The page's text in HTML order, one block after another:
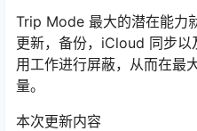
Trip Mode 最大的潜在能力
更新，备份，iCloud 同步以
用工作进行屏蔽，从而在最
量。
本次更新内容